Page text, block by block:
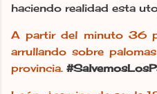
haciendo realidad esta
A partir del minuto 36
arrullando sobre
provincia.